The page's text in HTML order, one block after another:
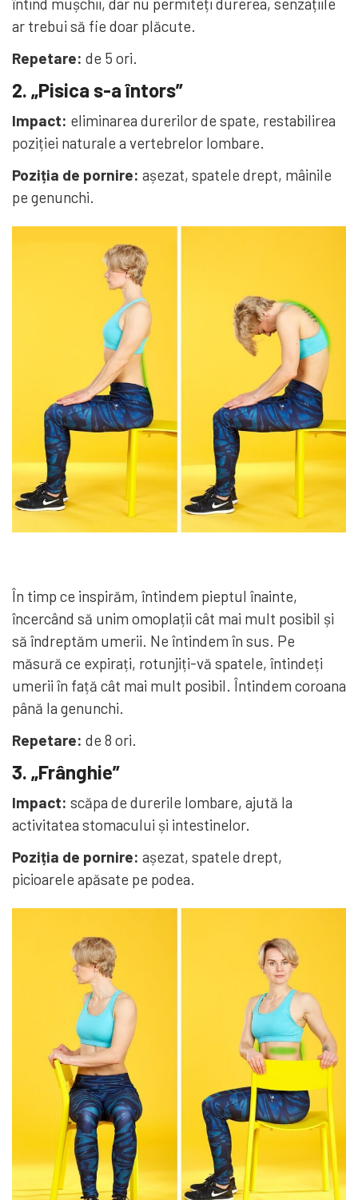
întind mușchii, dar nu permiteți durerea, senzațiile
ar trebui să fie doar plăcute.
Repetare: de 5 ori.
2. „Pisica s-a întors”
Impact: eliminarea durerilor de spate, restabilirea
poziției naturale a vertebrelor lombare.
Poziția de pornire: așezat, spatele drept, mâinile
pe genunchi.
În timp ce inspirăm, întindem pieptul înainte,
încercând să unim omoplații cât mai mult posibil și
să îndreptăm umerii. Ne întindem în sus. Pe
măsură ce expirați, rotunjiți-vă spatele, întindeți
umerii în față cât mai mult posibil. Întindem coroana
până la genunchi.
Repetare: de 8 ori.
3. „Frânghie”
Impact: scăpa de durerile lombare, ajută la
activitatea stomacului și intestinelor.
Poziția de pornire: așezat, spatele drept,
picioarele apăsate pe podea.